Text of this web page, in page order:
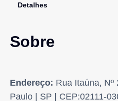
Detalhes
Sobre
Endereço: Rua Itaúna,
Paulo | SP | CEP:02111-